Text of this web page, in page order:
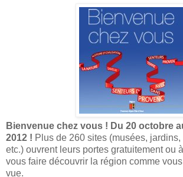
Bienvenue chez vous ! Du 20 octobre
2012 ! Plus de 260 sites (musées, jardins,
etc.) ouvrent leurs portes gratuitement ou
vous faire découvrir la région comme
vue.